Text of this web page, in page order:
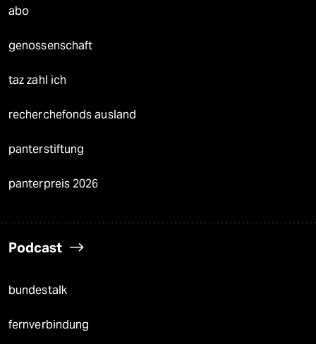
abo
genossenschaft
taz zahl ich
recherchefonds ausland
panterstiftung
panterpreis 2026
Podcast
bundestalk
fernverbindung